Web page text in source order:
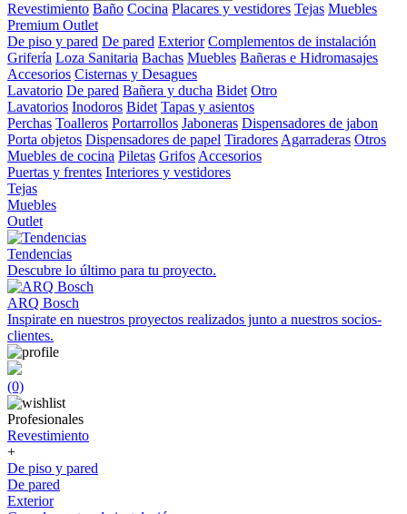
Revestimiento Baño Cocina Placares y vestidores Tejas Muebles
Premium Outlet
De piso y pared De pared Exterior Complementos de instalación
Grifería Loza Sanitaria Bachas Muebles Bañeras e Hidromasajes
Accesorios Cisternas y Desagues
Lavatorio De pared Bañera y ducha Bidet Otro
Lavatorios Inodoros Bidet Tapas y asientos
Perchas Toalleros Portarrollos Jaboneras Dispensadores de jabon
Porta objetos Dispensadores de papel Tiradores Agarraderas Otros
Muebles de cocina Piletas Grifos Accesorios
Puertas y frentes Interiores y vestidores
Tejas
Muebles
Outlet
Tendencias
Descubre lo último para tu proyecto.
ARQ Bosch
Inspirate en nuestros proyectos realizados junto a nuestros socios-
clientes.
(0)
Profesionales
Revestimiento
+
De piso y pared
De pared
Exterior